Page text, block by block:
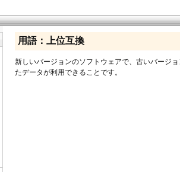
用語：上位互換
新しいバージョンのソフトウェアで、古いバージ
たデータが利用できることです。